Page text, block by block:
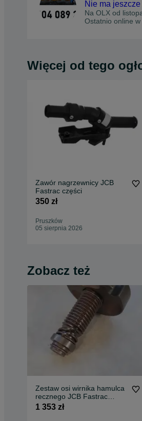
Nie ma
Na OLX od
Ostatnio online
Więcej od tego
Zawór nagrzewnicy JCB
Fastrac części
350 zł
Pruszków
05 sierpnia 2026
Zobacz też
Zestaw osi wirnika hamulca
recznego JCB Fastrac
1100,- netto
1 353 zł